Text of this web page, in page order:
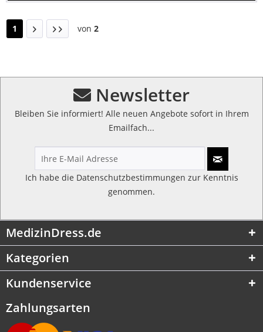
1 von 2
Newsletter
Bleiben Sie informiert! Alle neuen Angebote sofort in Ihrem
Emailfach...
Ich habe die Datenschutzbestimmungen zur Kenntnis
genommen.
MedizinDress.de
Kategorien
Kundenservice
Zahlungsarten